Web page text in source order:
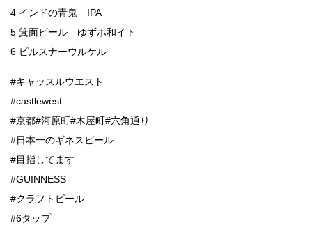
4 インドの青鬼 IPA
5 箕面ビール ゆずホ和イト
6 ピルスナーウルケル
#キャッスルウエスト
#castlewest
#京都#河原町#木屋町#六角通り
#日本一のギネスビール
#目指してます
#GUINNESS
#クラフトビール
#6タップ